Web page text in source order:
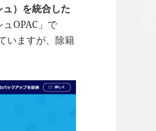
）を統合した
ュOPAC」で
いますが、除籍